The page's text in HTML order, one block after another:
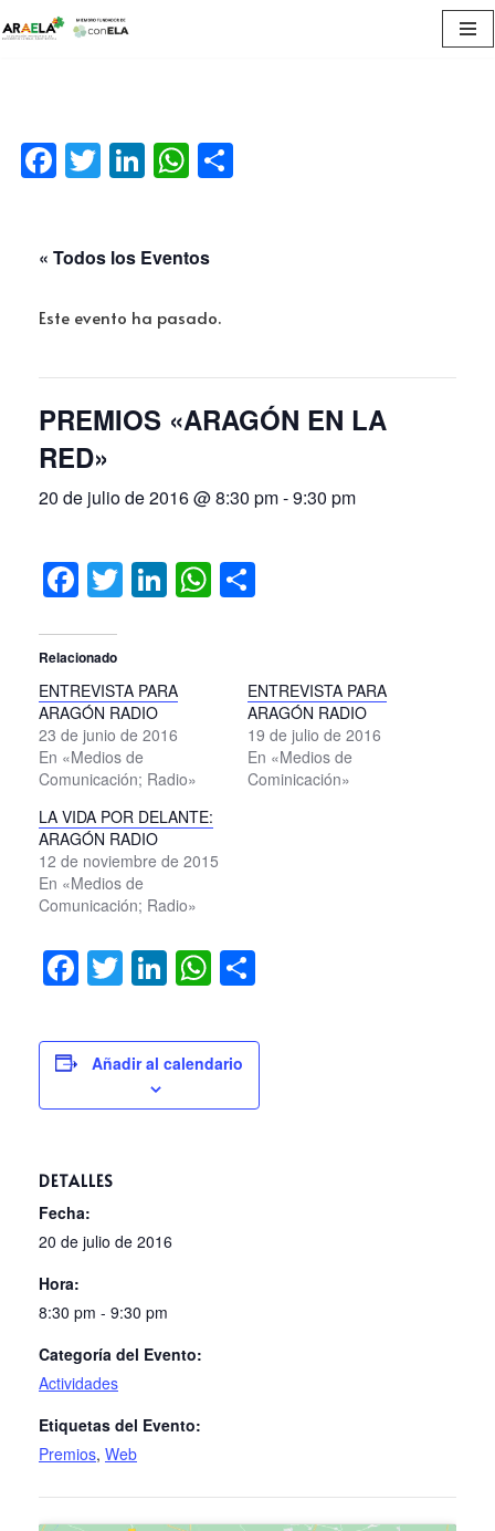
Facebook
Twitter
LinkedInWhatsApp
« Todos los Eventos
Este evento ha pasado.
PREMIOS «ARAGÓN EN LA
RED»
20 de julio de 2016 @ 8:30 pm-9:30 pm
Facebook
Twitter
LinkedIn
WhatsApp
Relacionado
ENTREVISTA PARA
ARAGÓN RADIO
23 de junio de 2016
En «Medios de
Comunicación; Radio»
ENTREVISTA PARA
ARAGÓN RADIO
19 de julio de 2016
En «Medios de
Cominicación»
LA VIDA POR DELANTE:
ARAGÓN RADIO
12 de noviembre de 2015
En «Medios de
Comunicación; Radio»
Facebook
Twitter
LinkedIn
WhatsApp
Añadir al calendario
DETALLES
Fecha:
20 de julio de 2016
Hora:
8:30 pm - 9:30 pm
Categoría del Evento:
Actividades
Etiquetas del Evento:
Premios, Web